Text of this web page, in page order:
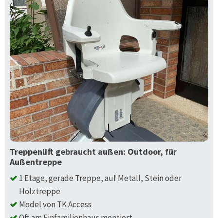
Treppenlift gebraucht außen: Outdoor, für
Außentreppe
1 Etage, gerade Treppe, auf Metall, Stein oder
Holztreppe
Model von TK Access